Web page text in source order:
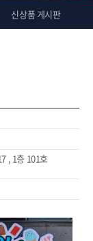
신상품 게시판
, 1층 101호